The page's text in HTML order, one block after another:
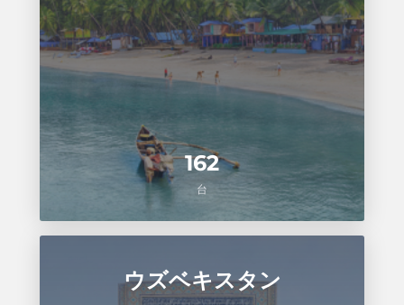
162
台
ウズベキスタン